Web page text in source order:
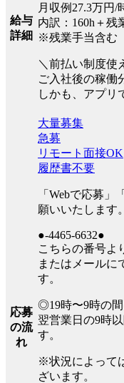
給与
詳細
月収例27.3万円/
内訳：160h＋残
※残業手当含む
＼前払い制度使
ご入社後の稼働
しかも、アプリ
応募
の流
れ
大量募集
急募
リモート面接OK
履歴書不要
「Webで応募
願いいたします。
●-4465-6632●
こちらの番号よ
またはメールに
す。
◎19時〜9時の
翌営業日の9時
す。
※状況によって
ざいます。